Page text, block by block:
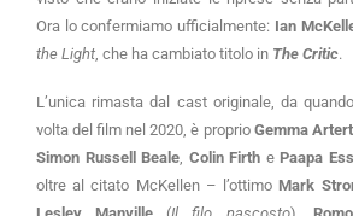
Ora lo confermiamo ufficialmente: Ian
the Light , che ha cambiato titolo in The Critic.
L’unica rimasta dal cast originale, da
volta del film nel 2020, è proprio Gemma
Simon Russell Beale Colin Firth e Paapa
oltre al citato McKellen – l’ottimo Mark